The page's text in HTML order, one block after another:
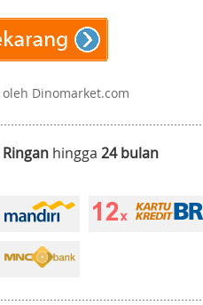
Dinomarket.com
hingga 24 bulan